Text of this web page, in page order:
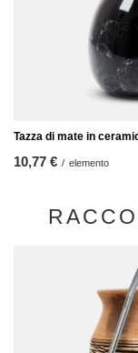
Tazza di mate in
10,77 € / elemento